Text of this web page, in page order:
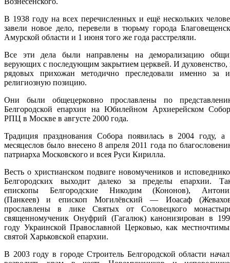
В 1938 году на всех перечисленных и ещё нескольких
завели новое дело, перевели в тюрьму города
Амурской области и 1 июня того же года расстреляли.
Все эти дела были направлены на деморализацию
верующих с последующим закрытием церквей. И духовенство,
рядовых прихожан методично преследовали именно за
религиозную позицию.
Они были общецерковно прославлены по
Белгородской епархии на Юбилейном Архиерейском
РПЦ в Москве в августе 2000 года.
Традиция празднования Собора появилась в 2004 году, а
месяцеслов было внесено 8 апреля 2011 года по
патриарха Московского и всея Руси Кирилла.
Весть о христианском подвиге новомучеников и
Белгородских выходит далеко за пределы епархии.
епископы Белгородские Никодим (Кононов),
(Панкеев) и епископ Могилёвский — Иоасаф
прославлены в лике Святых от Соловецкого
священномученик Онуфрий (Гагалюк) канонизирован в
году Украинской Православной Церковью, как
святой Харьковской епархии.
В 2003 году в городе Строитель Белгородской области